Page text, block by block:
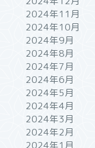
2024年11月
2024年10月
2024年9月
2024年8月
2024年7月
2024年6月
2024年5月
2024年4月
2024年3月
2024年2月
2024年1月